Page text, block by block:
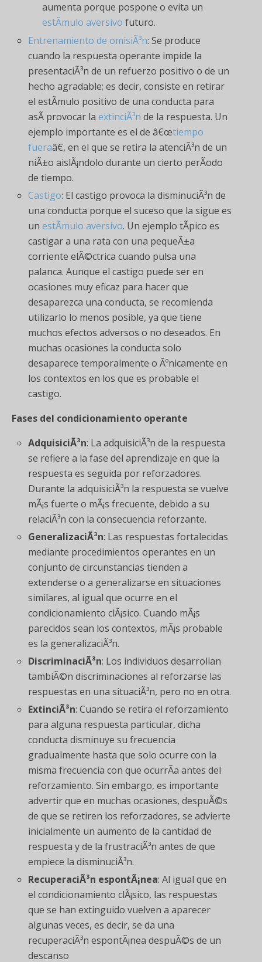
aumenta porque pospone o evita un
estÃ­mulo aversivo futuro.
Entrenamiento de omisiÃ³n: Se produce
cuando la respuesta operante impide la
presentaciÃ³n de un refuerzo positivo o de un
hecho agradable; es decir, consiste en retirar
el estÃ­mulo positivo de una conducta para
asÃ­ provocar laextinciÃ³n de la respuesta. Un
ejemplo importante es el de â€œtiempo
fueraâ€, en el que se retira la atenciÃ³n de un
niÃ±o aislÃ¡ndolo durante un cierto perÃ­odo
de tiempo.
Castigo: El castigo provoca la disminuciÃ³n de
una conducta porque el suceso que la sigue es
unestÃ­mulo aversivo. Un ejemplo tÃ­pico es
castigar a una rata con una pequeÃ±a
corriente elÃ©ctrica cuando pulsa una
palanca. Aunque el castigo puede ser en
ocasiones muy eficaz para hacer que
desaparezca una conducta, se recomienda
utilizarlo lo menos posible, ya que tiene
muchos efectos adversos o no deseados. En
muchas ocasiones la conducta solo
desaparece temporalmente o Ãºnicamente en
los contextos en los que es probable el
castigo.
Fases del condicionamiento operante
AdquisiciÃ³n: La adquisiciÃ³n de la respuesta
se refiere a la fase del aprendizaje en que la
respuesta es seguida por reforzadores.
Durante la adquisiciÃ³n la respuesta se vuelve
mÃ¡s fuerte o mÃ¡s frecuente, debido a su
relaciÃ³n con la consecuencia reforzante.
GeneralizaciÃ³n: Las respuestas fortalecidas
mediante procedimientos operantes en un
conjunto de circunstancias tienden a
extenderse o a generalizarse en situaciones
similares, al igual que ocurre en el
condicionamiento clÃ¡sico. Cuando mÃ¡s
parecidos sean los contextos, mÃ¡s probable
es la generalizaciÃ³n.
DiscriminaciÃ³n: Los individuos desarrollan
tambiÃ©n discriminaciones al reforzarse las
respuestas en una situaciÃ³n, pero no en otra.
ExtinciÃ³n: Cuando se retira el reforzamiento
para alguna respuesta particular, dicha
conducta disminuye su frecuencia
gradualmente hasta que solo ocurre con la
misma frecuencia con que ocurrÃ­a antes del
reforzamiento. Sin embargo, es importante
advertir que en muchas ocasiones, despuÃ©s
de que se retiren los reforzadores, se advierte
inicialmente un aumento de la cantidad de
respuesta y de la frustraciÃ³n antes de que
empiece la disminuciÃ³n.
RecuperaciÃ³n espontÃ¡nea: Al igual que en
el condicionamiento clÃ¡sico, las respuestas
que se han extinguido vuelven a aparecer
algunas veces, es decir, se da una
recuperaciÃ³n espontÃ¡nea despuÃ©s de un
descanso